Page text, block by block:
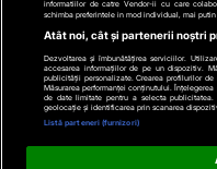
informatiilor de catre Vendor-ii cu care
schimba preferintele in mod individual, mai
Atât noi, cât și partenerii noștri
Dezvoltarea și îmbunătățirea serviciilor.
accesarea informațiilor de pe un dispozitiv.
publicității personalizate. Crearea profilurilor
Măsurarea performanței conținutului.
de date limitate pentru a selecta
geolocație și identificarea prin scanarea
Listă parteneri (furnizori)